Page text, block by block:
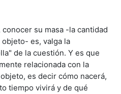
su masa -la cantidad
es, valga la
de la cuestión. Y es que
relacionada con la
es decir cómo nacerá,
tiempo vivirá y de qué